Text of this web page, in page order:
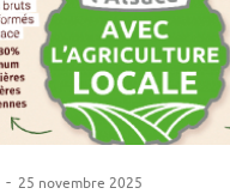
- 25 novembre 2025